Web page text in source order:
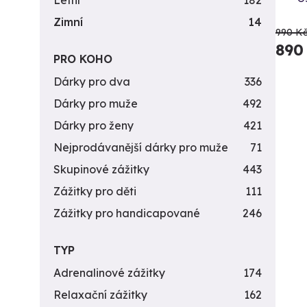
990 Kč
Zimní
14
PRO KOHO
Dárky pro dva
336
Dárky pro muže
492
Dárky pro ženy
421
Nejprodávanější dárky pro muže
71
Skupinové zážitky
443
Zážitky pro děti
111
Zážitky pro handicapované
246
TYP
Adrenalinové zážitky
174
Relaxační zážitky
162